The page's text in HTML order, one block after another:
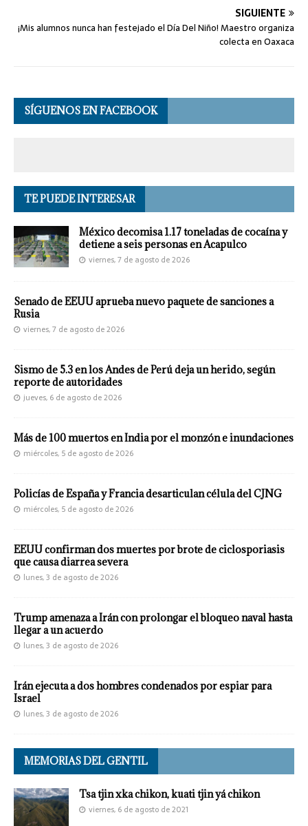
SIGUIENTE
¡Mis alumnos nunca han festejado el Día Del Niño! Maestro organiza
colecta en Oaxaca
SÍGUENOS EN FACEBOOK
TE PUEDE INTERESAR
México decomisa 1.17 toneladas de cocaína y
detiene a seis personas en Acapulco
viernes, 7 de agosto de 2026
Senado de EEUU aprueba nuevo paquete de sanciones a
Rusia
viernes, 7 de agosto de 2026
Sismo de 5.3 en los Andes de Perú deja un herido, según
reporte de autoridades
jueves, 6 de agosto de 2026
Más de 100 muertos en India por el monzón e inundaciones
miércoles, 5 de agosto de 2026
Policías de España y Francia desarticulan célula del CJNG
miércoles, 5 de agosto de 2026
EEUU confirman dos muertes por brote de ciclosporiasis
que causa diarrea severa
lunes, 3 de agosto de 2026
Trump amenaza a Irán con prolongar el bloqueo naval hasta
llegar a un acuerdo
lunes, 3 de agosto de 2026
Irán ejecuta a dos hombres condenados por espiar para
Israel
lunes, 3 de agosto de 2026
MEMORIAS DEL GENTIL
Tsa tjin xka chikon, kuati tjin yá chikon
viernes, 6 de agosto de 2021